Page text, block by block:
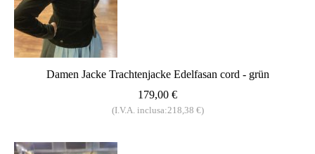
Damen Jacke Trachtenjacke Edelfasan cord - grün
179,00 €
(I.V.A. inclusa:218,38 €)